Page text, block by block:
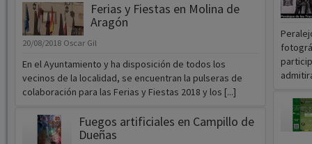
Ferias y Fiestas en Molina de
Aragón
20/08/2018 Oscar Gil
En el Ayuntamiento y ha disposición de todos los
vecinos de la localidad, se encuentran la pulseras de
colaboración para las Ferias y Fiestas 2018 y los [...]
Fuegos artificiales en Campillo de
Dueñas